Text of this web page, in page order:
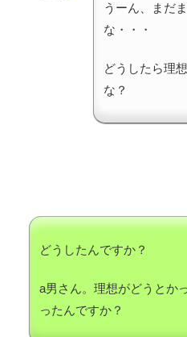
うーん、まだ
な・・・
どうしたら理
な？
どうしたんですか？
a男さん。理想がどうとか
ったんですか？